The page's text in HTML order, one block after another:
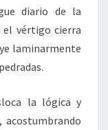
diario de la
el vértigo cierra
laminarmente
la lógica y